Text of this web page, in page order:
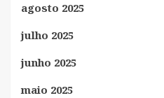
agosto 2025
julho 2025
junho 2025
maio 2025